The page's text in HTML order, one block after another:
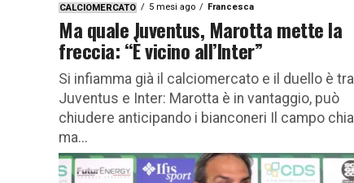
CALCIOMERCATO 5 mesi ago Francesca
Ma quale Juventus, Marotta mette la
freccia: “È vicino all’Inter”
Si infiamma già il calciomercato e il duello è tra
Juventus e Inter: Marotta è in vantaggio, può
chiudere anticipando i bianconeri Il campo
ma...